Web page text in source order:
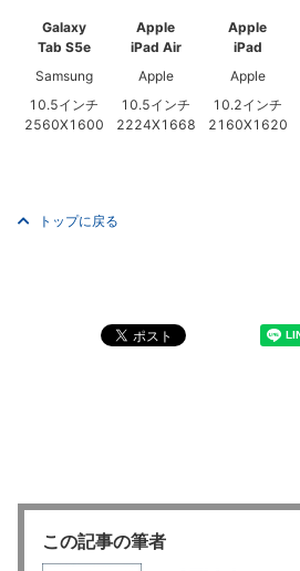
Galaxy
Tab S5e
Samsung
10.5インチ
2560X1600
Apple
iPad Air
Apple
10.5インチ
2224X1668
Apple
iPad
Apple
10.2インチ
2160X1620
トップに戻る
この記事の筆者